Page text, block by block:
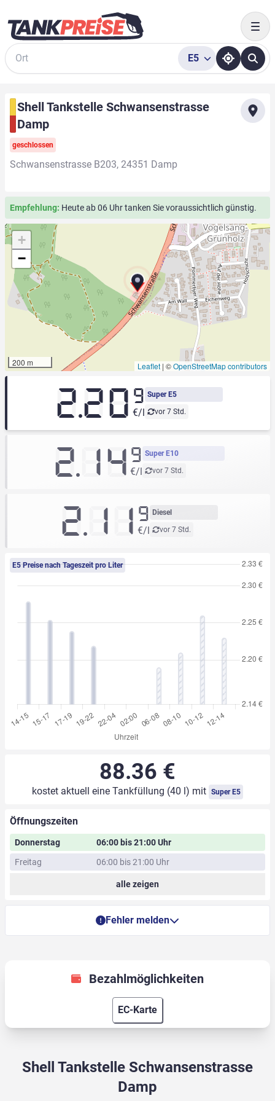
Suche
E5
Shell Tankstelle Schwansenstrasse
Damp
geschlossen
Schwansenstrasse B203, 24351 Damp
Empfehlung: Heute ab 06 Uhr tanken Sie voraussichtlich günstig.
+
−
200 m Leaflet | ©OpenStreetMap contributors
Super E5
vor 7 Std.
2.20 9
€/l
Super E10
vor 7 Std.
2.149
€/l
Diesel
vor 7 Std.
2.11 9
€/l
E5 Preise nach Tageszeit pro Liter
88.36 €
kostet aktuell eine Tankfüllung (40 l) mit Super E5
Öffnungszeiten
Donnerstag
06:00 bis 21:00 Uhr
Freitag
06:00 bis 21:00 Uhr
alle zeigen
Fehler melden
Bezahlmöglichkeiten
EC-Karte
Shell Tankstelle Schwansenstrasse
Damp